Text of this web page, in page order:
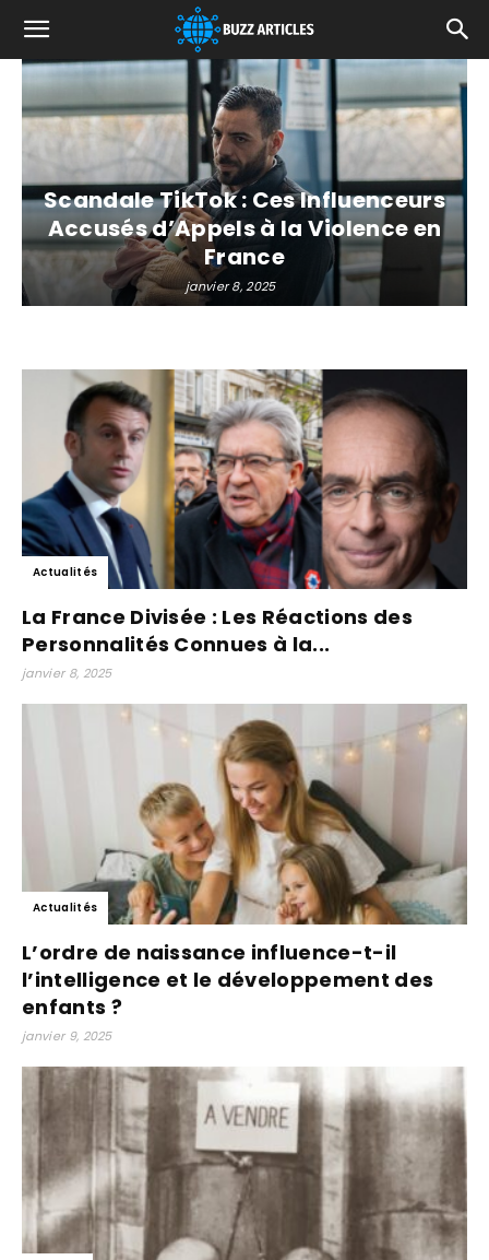
Scandale TikTok : Ces Influenceurs
Accusés d’Appels à la Violence en
France
janvier 8, 2025
Actualités
La France Divisée : Les Réactions des
Personnalités Connues à la...
janvier 8, 2025
Actualités
L’ordre de naissance influence-t-il
l’intelligence et le développement des
enfants ?
janvier 9, 2025